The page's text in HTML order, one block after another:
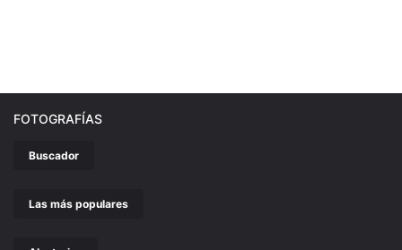
FOTOGRAFÍAS
Buscador
Las más populares